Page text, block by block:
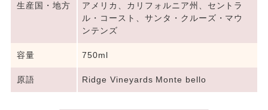
生産国・地方
アメリカ、カリフォルニア州、セントラ
ル・コースト、サンタ・クルーズ・マウ
ンテンズ
容量 750ml
原語 Ridge Vineyards Monte bello